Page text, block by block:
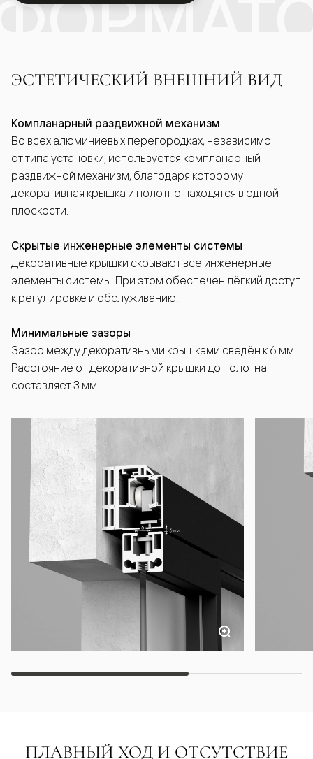
ЭСТЕТИЧЕСКИЙ ВНЕШНИЙ ВИД
Компланарный раздвижной механизм
Во всех алюминиевых перегородках, независимо
от типа установки, используется компланарный
раздвижной механизм, благодаря которому
декоративная крышка и полотно находятся в одной
плоскости.
Скрытые инженерные элементы системы
Декоративные крышки скрывают все инженерные
элементы системы. При этом обеспечен лёгкий доступ
к регулировке и обслуживанию.
Минимальные зазоры
Зазор между декоративными крышками сведён к 6 мм.
Расстояние от декоративной крышки до полотна
составляет 3 мм.
ПЛАВНЫЙ ХОД И ОТСУТСТВИЕ